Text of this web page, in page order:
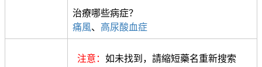
治療哪些病症？
痛風、 高尿酸血症
注意： 如未找到，請縮短藥名重新搜索